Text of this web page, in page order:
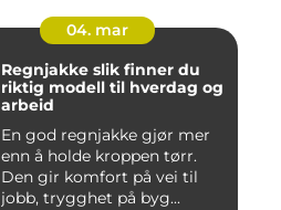
04. mar
Regnjakke slik finner du
riktig modell til hverdag og
arbeid
En god regnjakke gjør mer
enn å holde kroppen tørr.
Den gir komfort på vei til
jobb, trygghet på byg...